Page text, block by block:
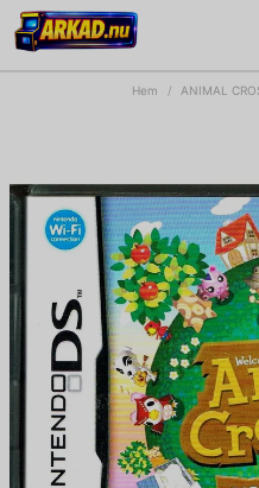
Hem ANIMAL